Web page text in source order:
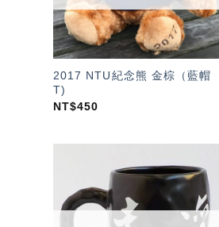
2017 NTU紀念熊 金棕（藍帽
T)
NT$450
「願
望輕
單」